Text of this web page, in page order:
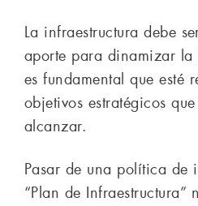
La infraestructura debe
aporte para dinamizar
es fundamental que esté
objetivos estratégicos
alcanzar.
Pasar de una política de
“Plan de Infraestructura”